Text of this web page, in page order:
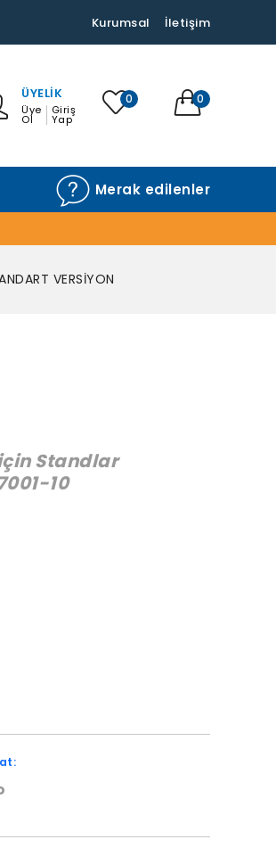
Kurumsal İletişim
ÜYELIK
Üye
Ol
Giriş
Yap
0 0
Merak edilenler
VERSİYON
Standlar
10